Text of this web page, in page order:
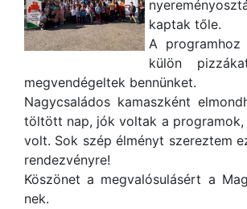
kaptak tőle.
A
külön
megvendégeltek bennünket.
Nagycsaládos kamaszként
töltött nap, jók voltak a programok,
volt. Sok szép élményt szereztem
rendezvényre!
Köszönet a megvalósulásért a
nek.